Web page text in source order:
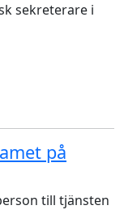
sekreterare i
på
till tjänsten